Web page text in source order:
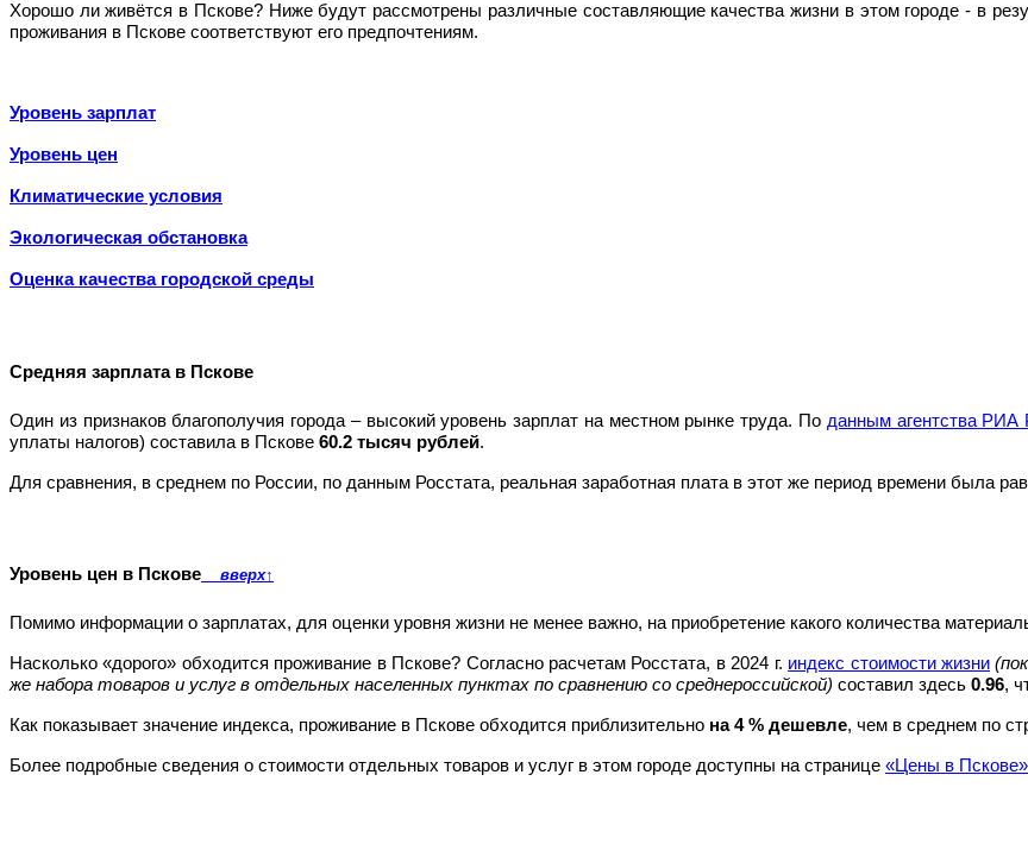
Хорошо ли живётся в Пскове? Ниже будут рассмотрены различные составляющие качества жизни в этом городе - в
проживания в Пскове соответствуют его предпочтениям.
Уровень зарплат
Уровень цен
Климатические условия
Экологическая обстановка
Оценка качества городской среды
Средняя зарплата в Пскове
Один из признаков благополучия города – высокий уровень зарплат на местном рынке труда. По данным агентства РИА
уплаты налогов) составила в Пскове 60.2 тысяч рублей.
Для сравнения, в среднем по России, по данным Росстата, реальная заработная плата в этот же период времени была
Уровень цен в Пскове вверх↑
Помимо информации о зарплатах, для оценки уровня жизни не менее важно, на приобретение какого количества
Насколько «дорого» обходится проживание в Пскове? Согласно расчетам Росстата, в 2024 г. индекс стоимости жизни
же набора товаров и услуг в отдельных населенных пунктах по сравнению со среднероссийской) составил здесь 0.96,
Как показывает значение индекса, проживание в Пскове обходится приблизительно на4% дешевле, чем в среднем по
Более подробные сведения о стоимости отдельных товаров и услуг в этом городе доступны на странице «Цены в Пскове»